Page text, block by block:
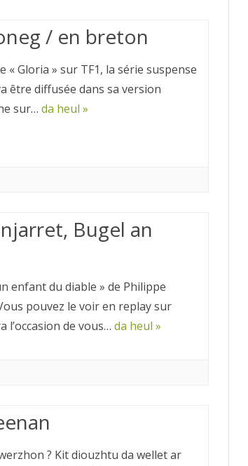
/ en breton
« Gloria » sur TF1, la série suspense
être diffusée dans sa version
sur… da heul »
Bugel an
enfant du diable » de Philippe
pouvez le voir en replay sur
l’occasion de vous… da heul »
? Kit diouzhtu da wellet ar